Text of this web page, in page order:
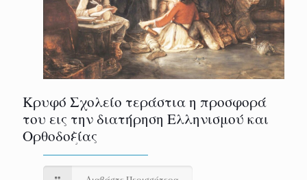
Κρυφό Σχολείο τεράστια η προσφορά
του εις την διατήρηση Ελληνισμού και
Ορθοδοξίας